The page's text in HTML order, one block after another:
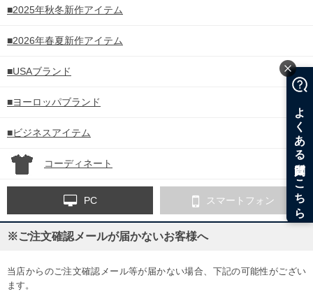
■2025年秋冬新作アイテム
■2026年春夏新作アイテム
■USAブランド
■ヨーロッパブランド
■ビジネスアイテム
コーディネート
PC スマートフォン
※ご注文確認メールが届かないお客様へ
当店からのご注文確認メール等が届かない場合、下記の可能性がござい
ます。